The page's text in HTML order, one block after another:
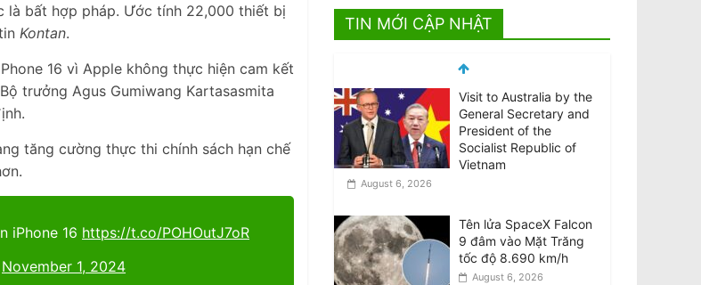
là bất hợp pháp. Ước tính 22,000 thiết bị
Kontan.
16 vì Apple không thực hiện cam kết
trưởng Agus Gumiwang Kartasasmita
tăng cường thực thi chính sách hạn chế
iPhone 16 https://t.co/POHOutJ7oR
November 1, 2024
TIN MỚI CẬP NHẬT
Visit to Australia by the
General Secretary and
President of the
Socialist Republic of
Vietnam
August 6, 2026
Tên lửa SpaceX Falcon
9 đâm vào Mặt Trăng
tốc độ 8.690 km/h
August 6, 2026